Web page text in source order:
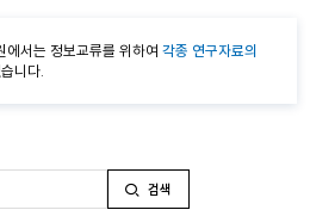
에서는 정보교류를 위하여 각종 연구자료의
니다.
검색